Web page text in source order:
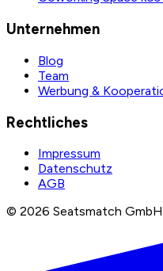
Unternehmen
Blog
Team
Werbung &
Rechtliches
Impressum
Datenschutz
AGB
© 2026 Seatsmatch